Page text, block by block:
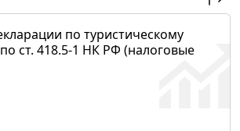
по туристическому
ст. 418.5-1 НК РФ (налоговые